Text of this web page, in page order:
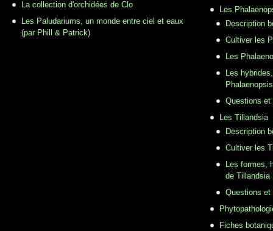
La collection d'orchidées de Clo
Les Paludariums, un monde entre ciel et eaux
(par Phill & Patrick)
Les
Description
Cultiver les
Les
Les
Phalaenopsis
Questions et
Les Tillandsia
Description
Cultiver les
Les formes,
de Tillandsia
Questions et
Fiches